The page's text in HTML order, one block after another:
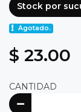
Stock por
Agotado.
$ 23.00
CANTIDAD